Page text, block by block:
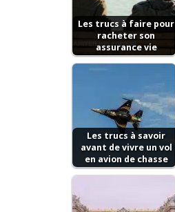
Les trucs à faire pour
racheter son
assurance vie
Les trucs à savoir
avant de vivre un vol
en avion de chasse